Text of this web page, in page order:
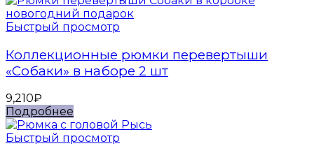
Быстрый просмотр
Коллекционные рюмки перевертыши
«Собаки» в наборе 2 шт
9,210₽
Подробнее
Быстрый просмотр